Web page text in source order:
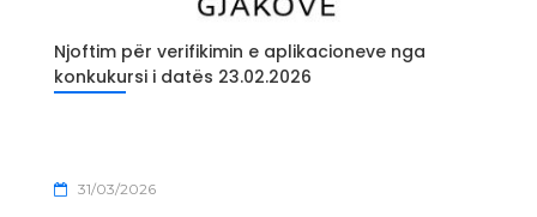
Njoftim për verifikimin e aplikacioneve nga
konkukursi i datës 23.02.2026
31/03/2026